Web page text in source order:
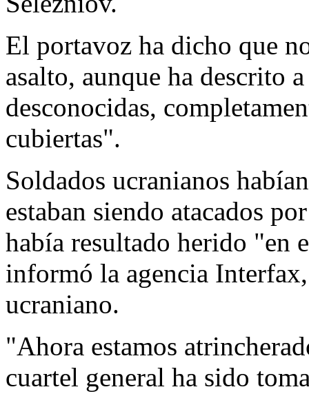
El portavoz ha dicho que
asalto, aunque ha descrito
desconocidas,
cubiertas".
Soldados ucranianos
estaban siendo atacados
había resultado herido "en
informó la agencia
ucraniano.
"Ahora estamos
cuartel general ha sido